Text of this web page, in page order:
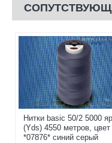
Нитки basic 50/2 5000
(Yds) 4550 метров, цвет
*07876* синий серый